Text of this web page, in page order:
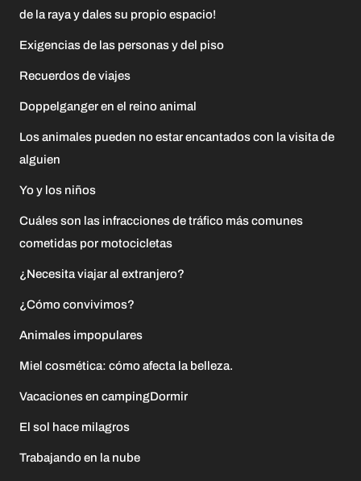
de la raya y dales su propio espacio!
Exigencias de las personas y del piso
Recuerdos de viajes
Doppelganger en el reino animal
Los animales pueden no estar encantados con la visita de
alguien
Yo y los niños
Cuáles son las infracciones de tráfico más comunes
cometidas por motocicletas
¿Necesita viajar al extranjero?
¿Cómo convivimos?
Animales impopulares
Miel cosmética: cómo afecta la belleza.
Vacaciones en campingDormir
El sol hace milagros
Trabajando en la nube